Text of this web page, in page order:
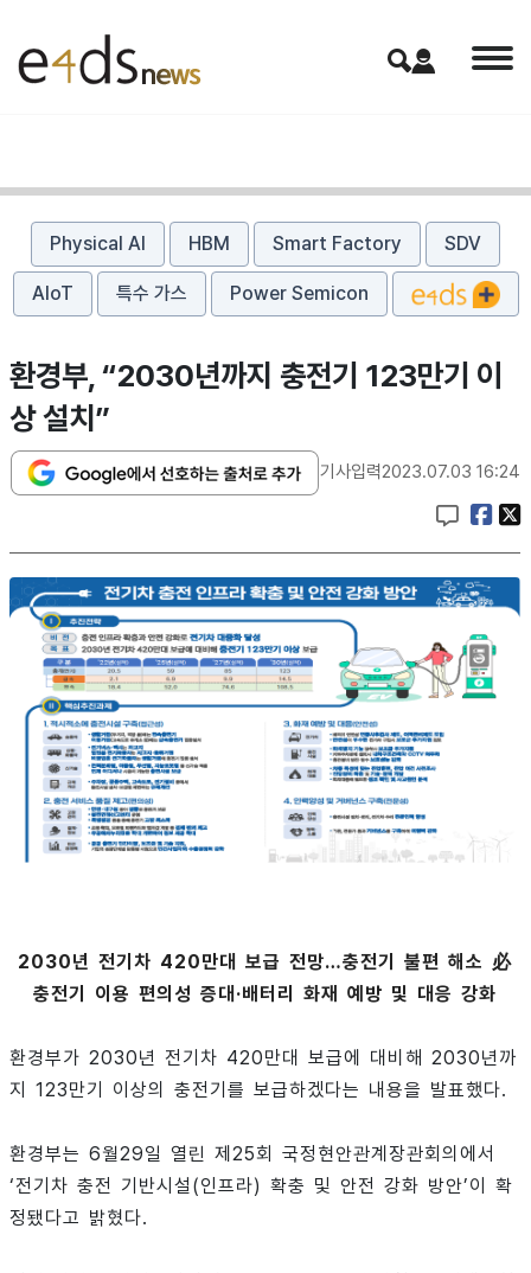
Physical AI HBM Smart Factory SDV
AIoT 특수 가스 Power Semicon
환경부, “2030년까지 충전기 123만기 이
상 설치”
기사입력2023.07.03 16:24
2030년 전기차 420만대 보급 전망…충전기 불편 해소 必
충전기 이용 편의성 증대·배터리 화재 예방 및 대응 강화
환경부가 2030년 전기차 420만대 보급에 대비해 2030년까
지 123만기 이상의 충전기를 보급하겠다는 내용을 발표했다.
환경부는 6월29일 열린 제25회 국정현안관계장관회의에서
‘전기차 충전 기반시설(인프라) 확충 및 안전 강화 방안’이 확
정됐다고 밝혔다.